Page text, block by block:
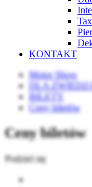
KONTAKT
Motor Show
DLA
BILETY
Ceny biletów
Ceny biletów
Podziel się